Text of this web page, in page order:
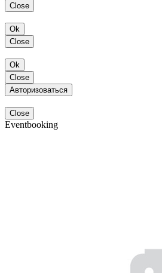
Close
Ok
Close
Ok
Close
Авторизоваться
Close
Eventbooking